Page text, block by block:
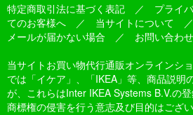
特定商取引法に基づく表記 ／ プライ
てのお客様へ ／ 当サイトについて
メールが届かない場合 ／ お問い合わせ
当サイトお買い物代行通販オンラインシ
では「イケア」、「IKEA」等、商品説明
が、これらはInter IKEA Systems B.V.の
商標権の侵害を行う意志及び目的はござ